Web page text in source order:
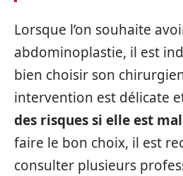
Lorsque l’on souhaite
abdominoplastie, il est
bien choisir son
intervention est délicate
des risques si elle est
faire le bon choix, il est
consulter plusieurs